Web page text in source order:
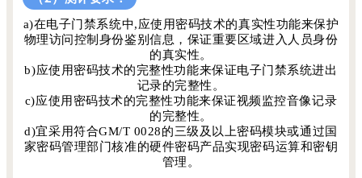
a)在电子门禁系统中,应使用密码技术的真实性功能来保护
物理访问控制身份鉴别信息，保证重要区域进入人员身份
的真实性。
b)应使用密码技术的完整性功能来保证电子门禁系统进出
记录的完整性。
c)应使用密码技术的完整性功能来保证视频监控音像记录
的完整性。
d)宜采用符合GM/T 0028的三级及以上密码模块或通过国
家密码管理部门核准的硬件密码产品实现密码运算和密钥
管理。